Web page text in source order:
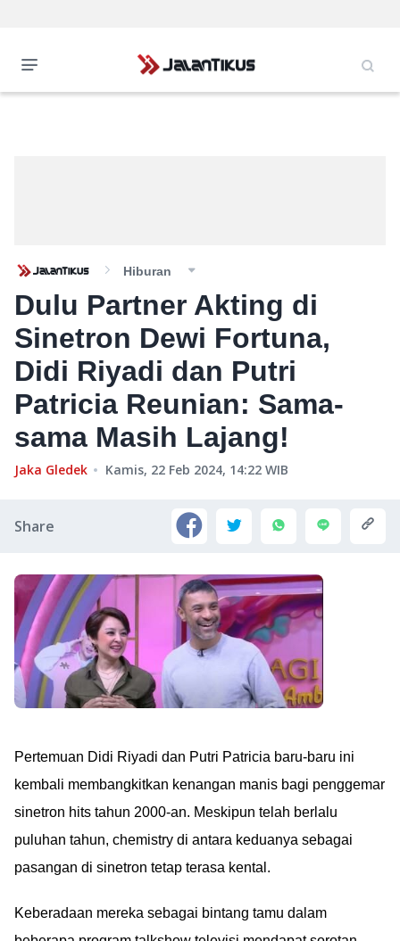
Hiburan
Dulu Partner Akting di
Sinetron Dewi Fortuna,
Didi Riyadi dan Putri
Patricia Reunian: Sama-
sama Masih Lajang!
Jaka Gledek Kamis, 22 Feb 2024, 14:22 WIB
Share
Pertemuan Didi Riyadi dan Putri Patricia baru-baru ini
kembali membangkitkan kenangan manis bagi penggemar
sinetron hits tahun 2000-an. Meskipun telah berlalu
puluhan tahun, chemistry di antara keduanya sebagai
pasangan di sinetron tetap terasa kental.
Keberadaan mereka sebagai bintang tamu dalam